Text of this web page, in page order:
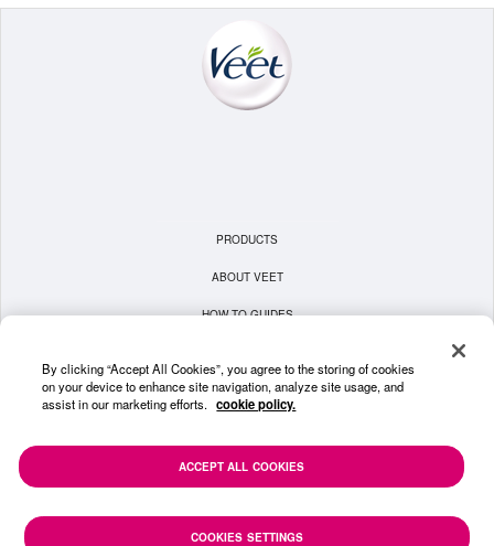
PRODUCTS
ABOUT VEET
HOW TO GUIDES
PRIVACY POLICY
CONTACT US
By clicking “Accept All Cookies”, you agree to the storing of cookies
on your device to enhance site navigation, analyze site usage, and
assist in our marketing efforts. cookie policy.
COOKIES SETTINGS
ACCEPT ALL COOKIES